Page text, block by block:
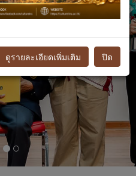
ดูรายละเอียดเพิ่มเติม ปิด